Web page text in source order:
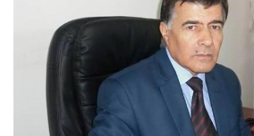
4-уми декабр- зодрӯзи
шоири абадзинда Абулқосим
Лоҳутӣ